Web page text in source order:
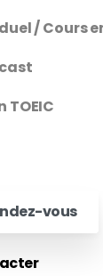
/ Cours
vous